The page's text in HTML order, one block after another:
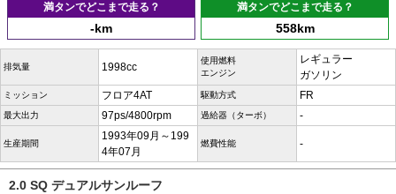
満タンでどこまで走る？
-km
満タンでどこまで走る？
558km
排気量 1998cc
使用燃料
エンジン
レギュラー
ガソリン
ミッション フロア4AT 駆動方式 FR
最大出力 97ps/4800rpm 過給器（ターボ） -
生産期間
1993年09月～199
4年07月
燃費性能 -
2.0 SQ デュアルサンルーフ